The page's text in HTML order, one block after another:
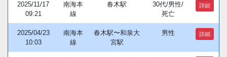
2025/11/17
09:21
南海本
線
春木駅
30代/男性/
死亡
詳細
2025/04/23
10:03
南海本
線
春木駅〜和泉大
宮駅
男性 詳細